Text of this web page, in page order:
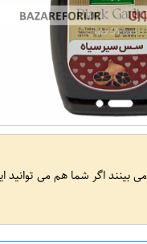
بینند اگر شما هم می توانید